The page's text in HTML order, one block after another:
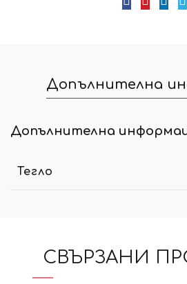
Допълнителна
Допълнителна
Тегло
СВЪРЗАНИ